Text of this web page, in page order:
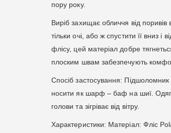
пору року.
Виріб захищає обличчя від
тільки очі, або ж спустити її вниз
флісу, цей матеріал добре
плоским швам забезпечують
Спосіб застосування:
носити як шарф – баф на шиї.
голови та зігріває від вітру.
Характеристики: Матеріал: Фліс